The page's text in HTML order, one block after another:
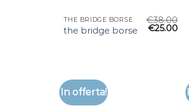
THE BRIDGE BORSE
the bridge borse
€38.00
€25.00
In offerta!